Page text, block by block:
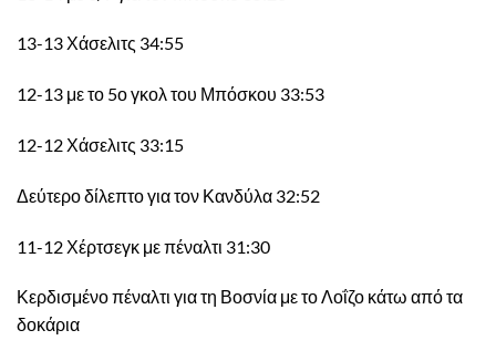
13-13 Χάσελιτς 34:55
12-13 με το 5ο γκολ του Μπόσκου 33:53
12-12 Χάσελιτς 33:15
Δεύτερο δίλεπτο για τον Κανδύλα 32:52
11-12 Χέρτσεγκ με πέναλτι 31:30
Κερδισμένο πέναλτι για τη Βοσνία με το Λοΐζο κάτω από τα
δοκάρια